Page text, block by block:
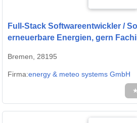
Full-Stack Softwareentwickler /
erneuerbare Energien, gern
Bremen, 28195
Firma:energy & meteo systems GmbH
★